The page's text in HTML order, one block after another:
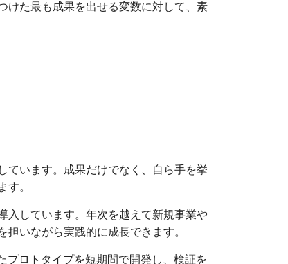
けた最も成果を出せる変数に対して、素
ています。成果だけでなく、自ら手を挙
す。
入しています。年次を越えて新規事業や
いながら実践的に成長できます。
プロトタイプを短期間で開発し、検証を